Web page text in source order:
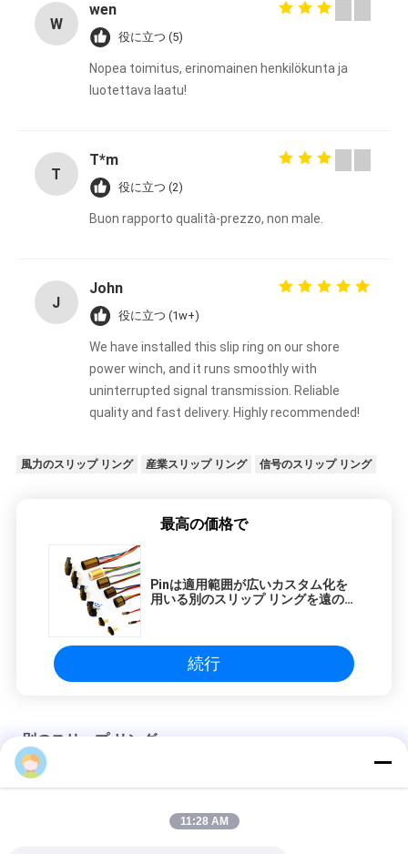
W
wen
役に立つ (5)
Nopea toimitus, erinomainen henkilökunta ja
luotettava laatu!
T
T*m
役に立つ (2)
Buon rapporto qualità-prezzo, non male.
J
John
役に立つ (1w+)
We have installed this slip ring on our shore
power winch, and it runs smoothly with
uninterrupted signal transmission. Reliable
quality and fast delivery. Highly recommended!
風力のスリップ リング 産業スリップ リング 信号のスリップ リング
最高の価格で
Pinは適用範囲が広いカスタム化を
用いる別のスリップ リングを遠のけ
続行
別のスリップ リング
金 - 金コンタクト 標準スリップリング 240V AC / DC
11:28 AM